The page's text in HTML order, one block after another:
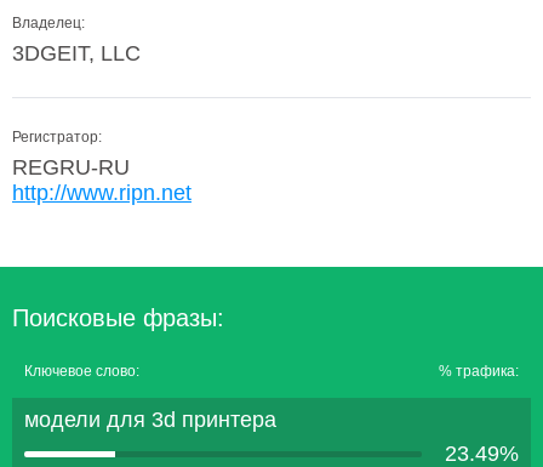
Владелец:
3DGEIT, LLC
Регистратор:
REGRU-RU
http://www.ripn.net
Поисковые фразы:
Ключевое слово: % трафика:
модели для 3d принтера
23.49%